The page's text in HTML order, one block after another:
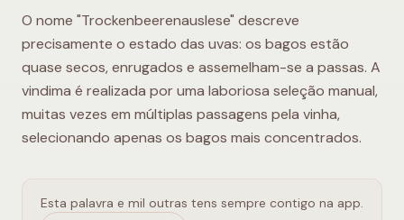
O nome "Trockenbeerenauslese" descreve
precisamente o estado das uvas: os bagos estão
quase secos, enrugados e assemelham-se a passas. A
vindima é realizada por uma laboriosa seleção manual,
muitas vezes em múltiplas passagens pela vinha,
selecionando apenas os bagos mais concentrados.
Esta palavra e mil outras tens sempre contigo na app.